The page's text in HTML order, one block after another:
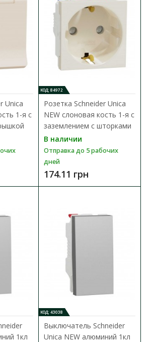
Unica NEW антрацит USB тип
- это механизм с 2 ..
В КОРЗИНУ
Unica
1-я с
КОД: 84972
Розетка Schneider Unica
NEW слоновая кость 1-я с
заземлением с шторками
В наличии
Отправка до 5 рабочих
дней
174.11 грн
1кл
КОД: 43038
Выключатель Schneider
Unica NEW алюминий 1кл